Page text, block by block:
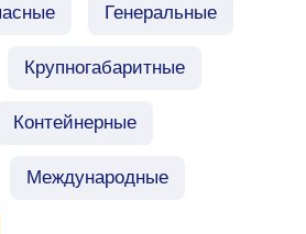
Генеральные
Крупногабаритные
Контейнерные
Международные